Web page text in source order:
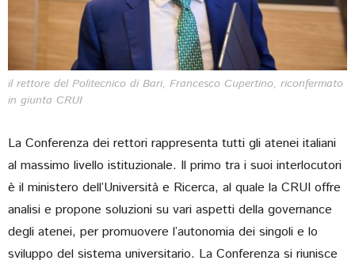
il rettore del Politecnico di Bari, Francesco Cupertino, riconfermato
in giunta CRUI
La Conferenza dei rettori rappresenta tutti gli atenei italiani
al massimo livello istituzionale. Il primo tra i suoi interlocutori
è il ministero dell’Università e Ricerca, al quale la CRUI offre
analisi e propone soluzioni su vari aspetti della governance
degli atenei, per promuovere l’autonomia dei singoli e lo
sviluppo del sistema universitario. La Conferenza si riunisce